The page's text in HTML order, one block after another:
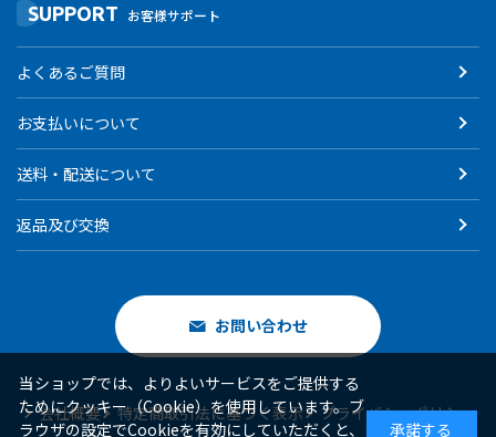
SUPPORT お客様サポート
よくあるご質問
お支払いについて
送料・配送について
返品及び交換
お問い合わせ
会社概要 特定商取引法に基づく表示 プライバシーポリシー
当ショップでは、よりよいサービスをご提供する
ためにクッキー（Cookie）を使用しています。ブ
ラウザの設定でCookieを有効にしていただくと、
承諾する